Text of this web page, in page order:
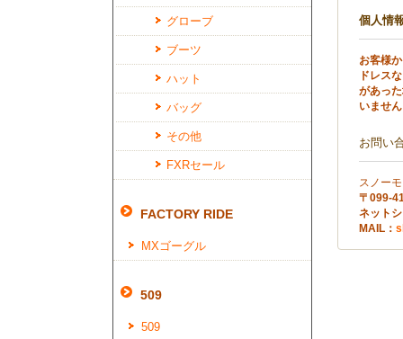
個人情
お客様
ドレス
があっ
いませ
お問い
スノー
〒099-
ネット
MAIL：
グローブ
ブーツ
ハット
バッグ
その他
FXRセール
FACTORY RIDE
MXゴーグル
509
509